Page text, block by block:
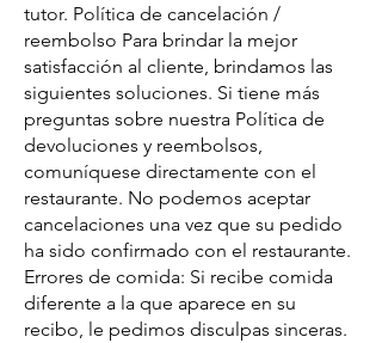
tutor. Política de cancelación /
reembolso Para brindar la mejor
satisfacción al cliente, brindamos las
siguientes soluciones. Si tiene más
preguntas sobre nuestra Política de
devoluciones y reembolsos,
comuníquese directamente con el
restaurante. No podemos aceptar
cancelaciones una vez que su pedido
ha sido confirmado con el restaurante.
Errores de comida: Si recibe comida
diferente a la que aparece en su
recibo, le pedimos disculpas sinceras.